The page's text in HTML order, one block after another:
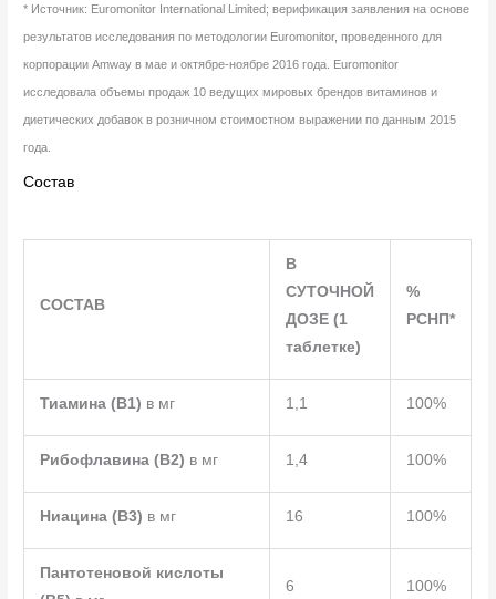
* Источник: Euromonitor International Limited; верификация заявления на основе
результатов исследования по методологии Euromonitor, проведенного для
корпорации Amway в мае и октябре-ноябре 2016 года. Euromonitor
исследовала объемы продаж 10 ведущих мировых брендов витаминов и
диетических добавок в розничном стоимостном выражении по данным 2015
года.
Состав
СОСТАВ
В
СУТОЧНОЙ
ДОЗЕ (1
таблетке)
%
РСНП*
Тиамина (B1) в мг 1,1 100%
Рибофлавина (B2) в мг 1,4 100%
Ниацина (B3) в мг 16 100%
Пантотеновой кислоты
6 100%